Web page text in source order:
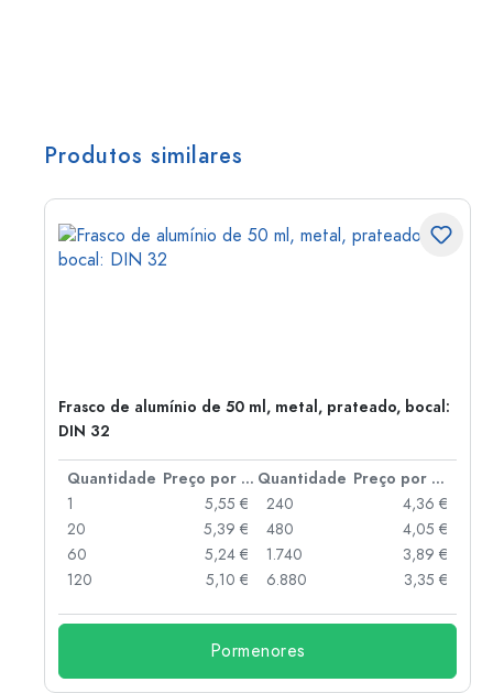
Produtos similares
Frasco de alumínio de 50 ml, metal, prateado, bocal:
DIN 32
Quantidade Preço por peça Quantidade
Preço por peça
1
5,55 €
20
5,39 €
60
5,24 €
120
5,10 €
240
4,36 €
480
4,05 €
1.740
3,89 €
6.880
3,35 €
Pormenores